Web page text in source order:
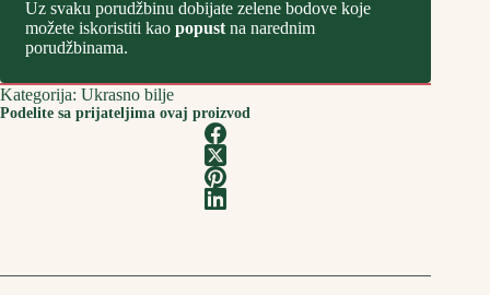
Uz svaku porudžbinu dobijate zelene bodove koje
možete iskoristiti kao popust na narednim
porudžbinama.
Kategorija: Ukrasno bilje
Podelite sa prijateljima ovaj proizvod